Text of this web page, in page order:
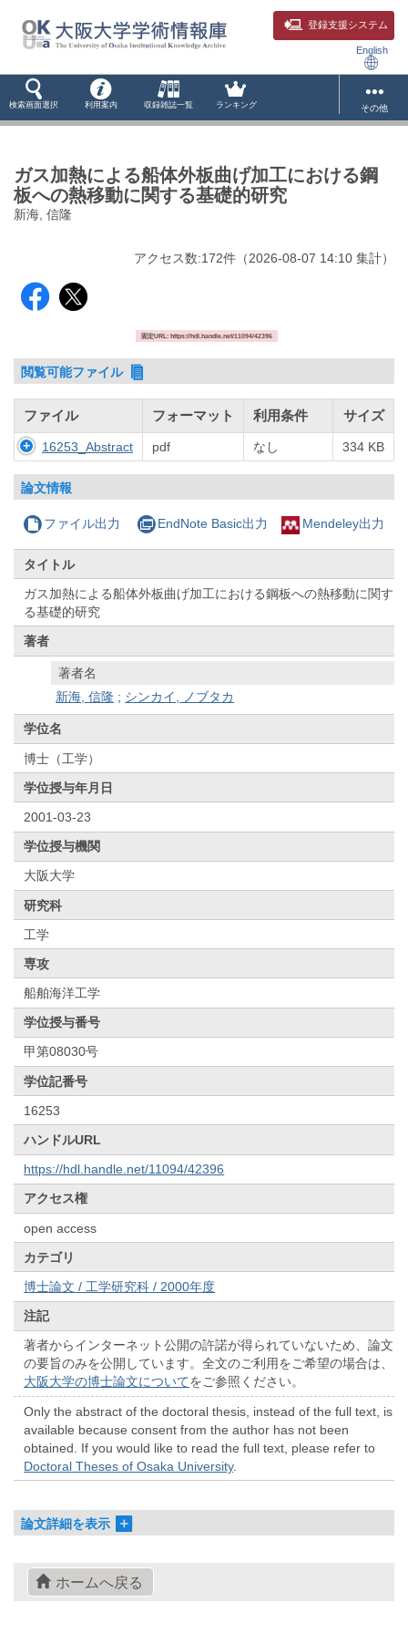
登録支援システム
English
検索画面選択 利用案内 収録雑誌一覧 ランキング その他
ガス加熱による船体外板曲げ加工における鋼
板への熱移動に関する基礎的研究
新海, 信隆
アクセス数:172件 （2026-08-07 14:10 集計）
固定URL: https://hdl.handle.net/11094/42396
閲覧可能ファイル
ファイル フォーマット 利用条件 サイズ
16253_Abstract pdf なし 334 KB
論文情報
ファイル出力 EndNote Basic出力 Mendeley出力
タイトル
ガス加熱による船体外板曲げ加工における鋼板への熱移動に関す
る基礎的研究
著者
著者名
新海, 信隆 ; シンカイ, ノブタカ
学位名
博士（工学）
学位授与年月日
2001-03-23
学位授与機関
大阪大学
研究科
工学
専攻
船舶海洋工学
学位授与番号
甲第08030号
学位記番号
16253
ハンドルURL
https://hdl.handle.net/11094/42396
アクセス権
open access
カテゴリ
博士論文 / 工学研究科 / 2000年度
注記
著者からインターネット公開の許諾が得られていないため、論文
の要旨のみを公開しています。全文のご利用をご希望の場合は、
大阪大学の博士論文についてをご参照ください。
Only the abstract of the doctoral thesis, instead of the full text, is
available because consent from the author has not been
obtained. If you would like to read the full text, please refer to
Doctoral Theses of Osaka University.
論文詳細を表示
ホームへ戻る